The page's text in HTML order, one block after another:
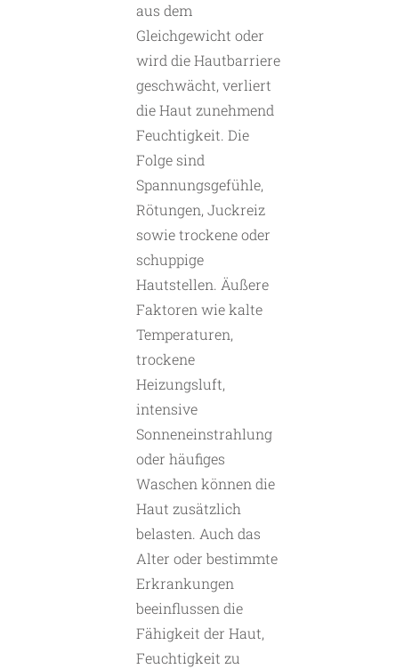
aus dem
Gleichgewicht oder
wird die Hautbarriere
geschwächt, verliert
die Haut zunehmend
Feuchtigkeit. Die
Folge sind
Spannungsgefühle,
Rötungen, Juckreiz
sowie trockene oder
schuppige
Hautstellen. Äußere
Faktoren wie kalte
Temperaturen,
trockene
Heizungsluft,
intensive
Sonneneinstrahlung
oder häufiges
Waschen können die
Haut zusätzlich
belasten. Auch das
Alter oder bestimmte
Erkrankungen
beeinflussen die
Fähigkeit der Haut,
Feuchtigkeit zu